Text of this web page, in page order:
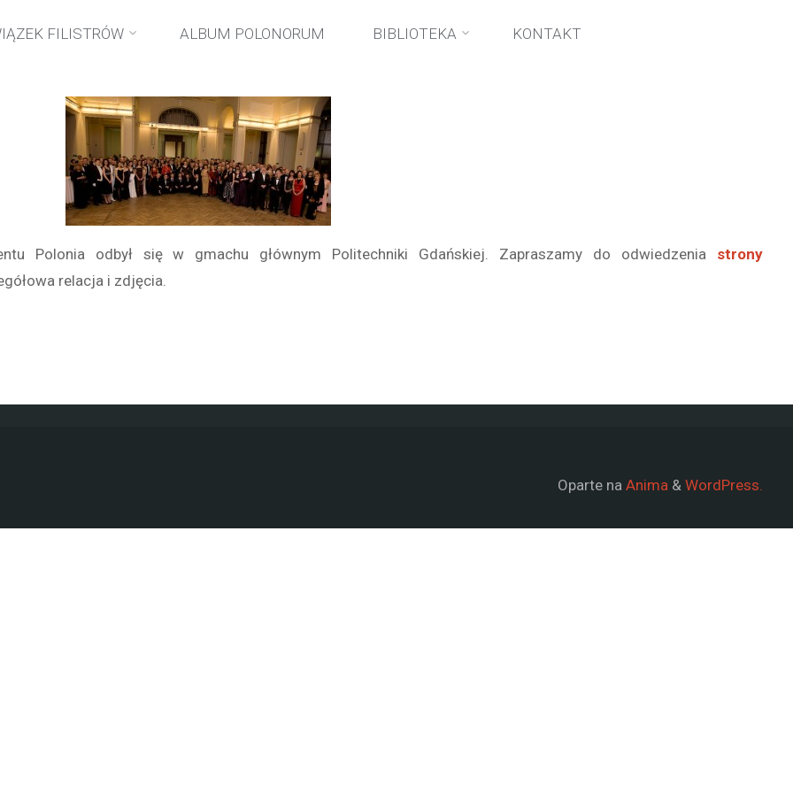
FILISTRÓW ALBUM POLONORUM BIBLIOTEKA KONTAKT
główna
Polonia odbył się w gmachu głównym Politechniki Gdańskiej. Zapraszamy do odwiedzenia strony
relacja i zdjęcia.
Oparte na Anima & WordPress.